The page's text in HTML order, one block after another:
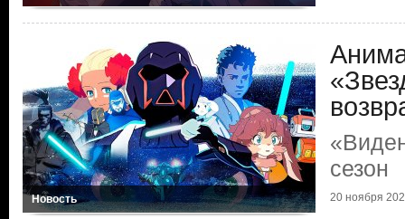
Новость
сезон
20 ноября